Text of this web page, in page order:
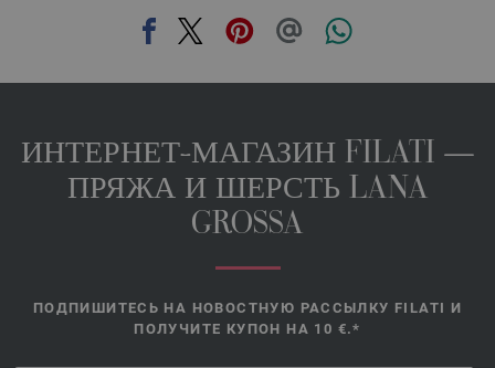
ИНТЕРНЕТ-МАГАЗИН FILATI —
ПРЯЖА И ШЕРСТЬ LANA
GROSSA
ПОДПИШИТЕСЬ НА НОВОСТНУЮ РАССЫЛКУ FILATI И
ПОЛУЧИТЕ КУПОН НА 10 €.*